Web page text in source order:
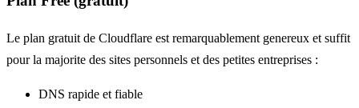
Le plan gratuit de Cloudflare est remarquablement genereux et suffit
pour la majorite des sites personnels et des petites entreprises :
DNS rapide et fiable